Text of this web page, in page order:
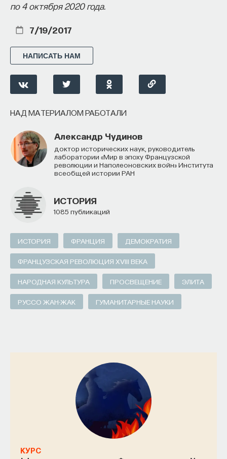
по 4 октября 2020 года.
7/19/2017
НАПИСАТЬ НАМ
НАД МАТЕРИАЛОМ РАБОТАЛИ
Александр Чудинов
доктор исторических наук, руководитель
лаборатории «Мир в эпоху Французской
революции и Наполеоновских войн» Института
всеобщей истории РАН
ИСТОРИЯ
1085 публикаций
ИСТОРИЯ ФРАНЦИЯ ДЕМОКРАТИЯ
ФРАНЦУЗСКАЯ РЕВОЛЮЦИЯ XVIII ВЕКА
НАРОДНАЯ КУЛЬТУРА ПРОСВЕЩЕНИЕ ЭЛИТА
РУССО ЖАН-ЖАК ГУМАНИТАРНЫЕ НАУКИ
КУРС